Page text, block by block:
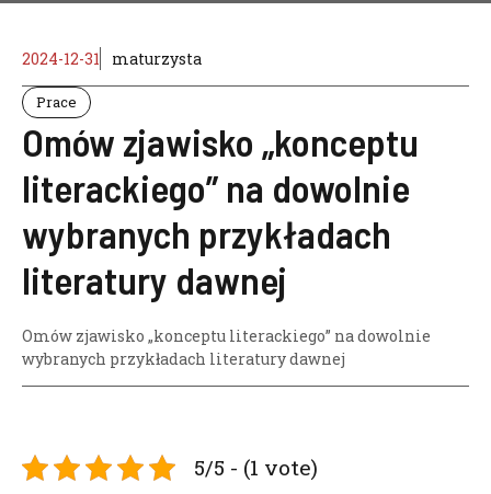
2024-12-31 maturzysta
Prace
Omów zjawisko „konceptu
literackiego” na dowolnie
wybranych przykładach
literatury dawnej
Omów zjawisko „konceptu literackiego” na dowolnie
wybranych przykładach literatury dawnej
5/5 - (1 vote)